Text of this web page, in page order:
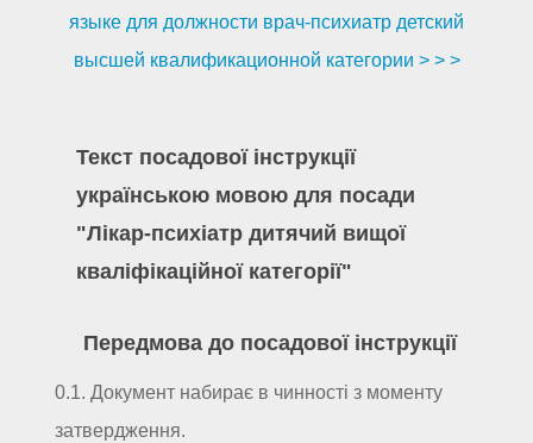
языке для должности врач-психиатр детский
высшей квалификационной категории > > >
Текст посадової інструкції
українською мовою для посади
"Лікар-психіатр дитячий вищої
кваліфікаційної категорії"
Передмова до посадової інструкції
0.1. Документ набирає в чинності з моменту
затвердження.